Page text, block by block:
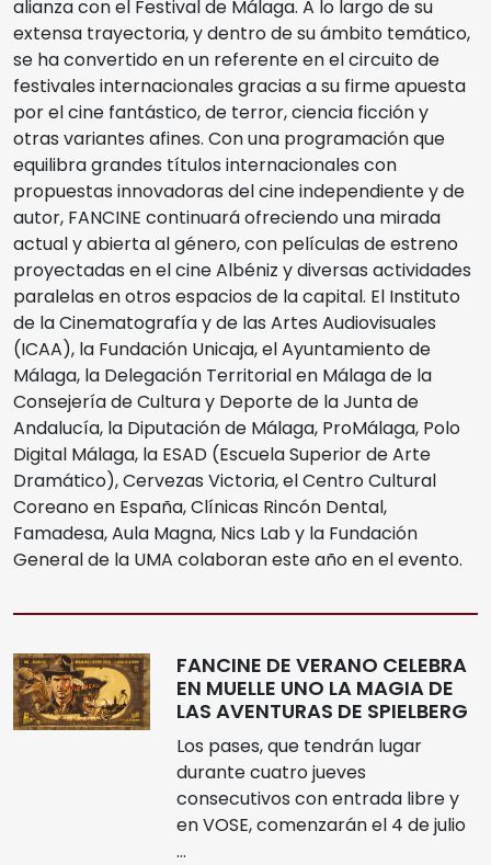
alianza con el Festival de Málaga. A lo largo de su
extensa trayectoria, y dentro de su ámbito temático,
se ha convertido en un referente en el circuito de
festivales internacionales gracias a su firme apuesta
por el cine fantástico, de terror, ciencia ficción y
otras variantes afines. Con una programación que
equilibra grandes títulos internacionales con
propuestas innovadoras del cine independiente y de
autor, FANCINE continuará ofreciendo una mirada
actual y abierta al género, con películas de estreno
proyectadas en el cine Albéniz y diversas actividades
paralelas en otros espacios de la capital. El Instituto
de la Cinematografía y de las Artes Audiovisuales
(ICAA), la Fundación Unicaja, el Ayuntamiento de
Málaga, la Delegación Territorial en Málaga de la
Consejería de Cultura y Deporte de la Junta de
Andalucía, la Diputación de Málaga, ProMálaga, Polo
Digital Málaga, la ESAD (Escuela Superior de Arte
Dramático), Cervezas Victoria, el Centro Cultural
Coreano en España, Clínicas Rincón Dental,
Famadesa, Aula Magna, Nics Lab y la Fundación
General de la UMA colaboran este año en el evento.
FANCINE DE VERANO CELEBRA
EN MUELLE UNO LA MAGIA DE
LAS AVENTURAS DE SPIELBERG
Los pases, que tendrán lugar
durante cuatro jueves
consecutivos con entrada libre y
en VOSE, comenzarán el 4 de julio
…